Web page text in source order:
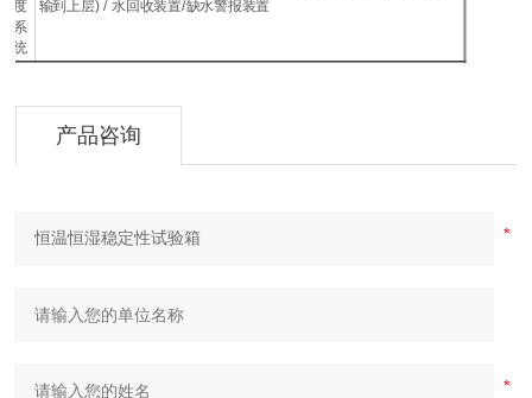
度
系
统
输到上层) / 水回收装置/缺水警报装置
产品咨询